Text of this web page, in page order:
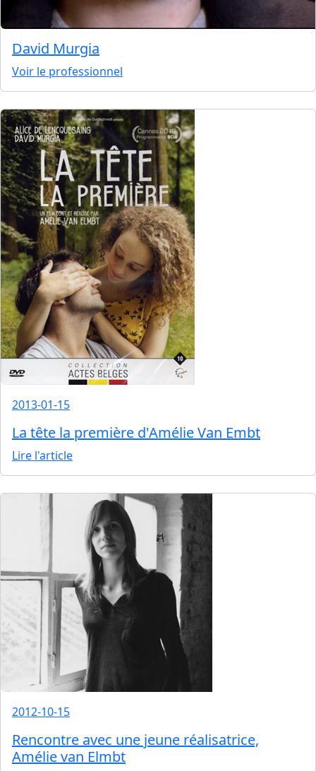
David Murgia
Voir le professionnel
2013-01-15
La tête la première d'Amélie Van Embt
Lire l'article
2012-10-15
Rencontre avec une jeune réalisatrice,
Amélie van Elmbt